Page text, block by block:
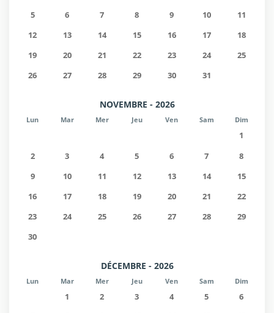
5
6 7 8 9 10
11
12
13 14 15 16 17
18
19
20 21 22 23 24
25
26
27 28 29 30 31
NOVEMBRE - 2026
Lun Mar Mer Jeu Ven Sam Dim
1
2
3 4 5 6 7
8
9
10 11 12 13 14
15
16
17 18 19 20 21
22
23
24 25 26 27 28
29
30
DÉCEMBRE - 2026
Lun Mar Mer Jeu Ven Sam Dim
1 2 3 4 5
6